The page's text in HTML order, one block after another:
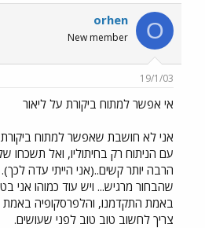
O
orhen
New member
19/1/03
אי אפשר למתוח ביקורת על ליאור
אני לא חושבת שאפשר למתוח
הרבה יותר קשים..(אני הייתי עדה
שהבחור מרגיש... ויש עוד כמוהו אני
באמת התקדמנו, והלפרסקופיה באמת
צריך לחשוב טוב טוב לפני שעושים.